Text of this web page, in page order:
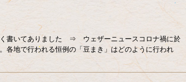
く書いてありました ⇒ ウェザーニュースコロナ禍に於
各地で行われる恒例の「豆まき」はどのように行われ